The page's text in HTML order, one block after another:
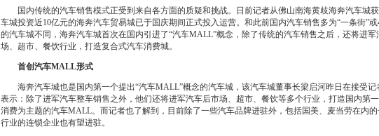
国内传统的汽车销售模式正受到来自各方面的质疑和挑战。日前记者从佛山南海黄歧海奔汽车城
车城投资近10亿元的海奔汽车贸易城已于国庆期间正式投入运营。和此前国内汽车销售多为“一条街”或
的汽车城不同，海奔汽车城首次在国内引进了“汽车MALL”概念，除了传统的汽车销售之后，还将进军
场、超市、餐饮行业，打造复合式汽车消费城。
首创汽车MALL形式
海奔汽车城也是国内第一个提出“汽车MALL”概念的汽车城，该汽车城董事长梁启河昨日在接受记
表示：除了进军汽车整车销售之外，他们还将进军汽车后市场、超市、餐饮等多个行业，打造国内第
消费为主题的汽车MALL。而记者也了解到，目前除了一些汽车品牌进驻外，包括国美、麦当劳在内
行业的连锁企业也有望进驻。